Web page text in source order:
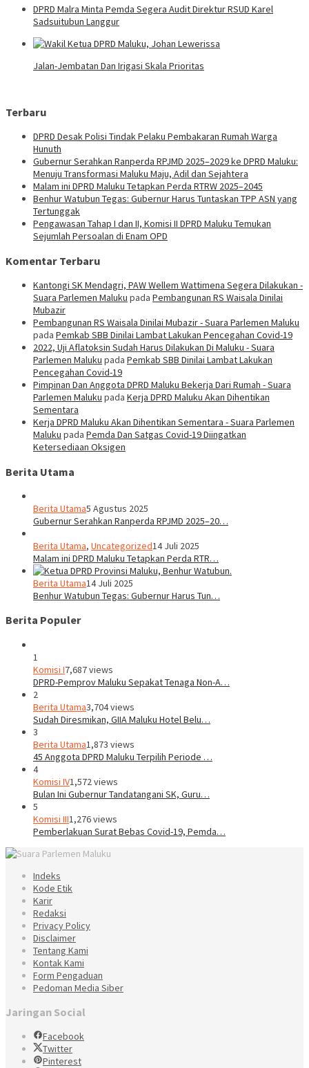
DPRD Malra Minta Pemda Segera Audit Direktur RSUD Karel
Sadsuitubun Langgur
Jalan-Jembatan Dan Irigasi Skala Prioritas
Terbaru
DPRD Desak Polisi Tindak Pelaku Pembakaran Rumah Warga
Hunuth
Gubernur Serahkan Ranperda RPJMD 2025–2029 ke DPRD Maluku:
Menuju Transformasi Maluku Maju, Adil dan Sejahtera
Malam ini DPRD Maluku Tetapkan Perda RTRW 2025–2045
Benhur Watubun Tegas: Gubernur Harus Tuntaskan TPP ASN yang
Tertunggak
Pengawasan Tahap I dan II, Komisi II DPRD Maluku Temukan
Sejumlah Persoalan di Enam OPD
Komentar Terbaru
Kantongi SK Mendagri, PAW Wellem Wattimena Segera Dilakukan -
Suara Parlemen Maluku pada Pembangunan RS Waisala Dinilai
Mubazir
Pembangunan RS Waisala Dinilai Mubazir - Suara Parlemen Maluku
pada Pemkab SBB Dinilai Lambat Lakukan Pencegahan Covid-19
2022, Uji Aflatoksin Sudah Harus Dilakukan Di Maluku - Suara
Parlemen Maluku pada Pemkab SBB Dinilai Lambat Lakukan
Pencegahan Covid-19
Pimpinan Dan Anggota DPRD Maluku Bekerja Dari Rumah - Suara
Parlemen Maluku pada Kerja DPRD Maluku Akan Dihentikan
Sementara
Kerja DPRD Maluku Akan Dihentikan Sementara - Suara Parlemen
Maluku pada Pemda Dan Satgas Covid-19 Diingatkan
Ketersediaan Oksigen
Berita Utama
Berita Utama5 Agustus 2025
Gubernur Serahkan Ranperda RPJMD 2025–20…
Berita Utama, Uncategorized14 Juli 2025
Malam ini DPRD Maluku Tetapkan Perda RTR…
Berita Utama14 Juli 2025
Benhur Watubun Tegas: Gubernur Harus Tun…
Berita Populer
1
Komisi I7,687 views
DPRD-Pemprov Maluku Sepakat Tenaga Non-A…
2
Berita Utama3,704 views
Sudah Diresmikan, GIIA Maluku Hotel Belu…
3
Berita Utama1,873 views
45 Anggota DPRD Maluku Terpilih Periode …
4
Komisi IV1,572 views
Bulan Ini Gubernur Tandatangani SK, Guru…
5
Komisi III1,276 views
Pemberlakuan Surat Bebas Covid-19, Pemda…
Indeks
Kode Etik
Karir
Redaksi
Privacy Policy
Disclaimer
Tentang Kami
Kontak Kami
Form Pengaduan
Pedoman Media Siber
Jaringan Social
Facebook
Twitter
Pinterest